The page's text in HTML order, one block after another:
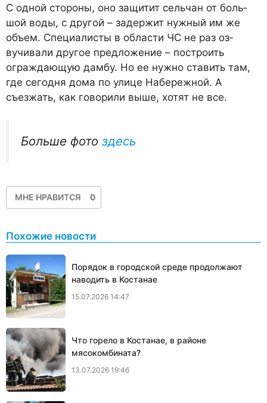
С одной стороны, оно защитит сельчан от боль­
шой воды, с другой – задержит нужный им же
объем. Специа­листы в области ЧС не раз оз­
вучивали другое предложение – построить
ограждающую дам­бу. Но ее нужно ставить там,
где сегодня дома по улице На­бережной. А
съезжать, как гово­рили выше, хотят не все.
Больше фото здесь
МНЕ НРАВИТСЯ 0
Похожие новости
Порядок в городской среде продолжают
наводить в Костанае
15.07.2026 14:47
Что горело в Костанае, в районе
мясокомбината?
13.07.2026 19:46